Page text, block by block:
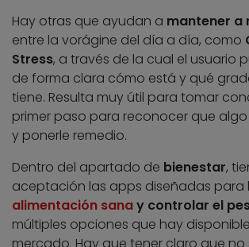
Hay otras que ayudan a mantener a
entre la vorágine del día a día, como
Stress, a través de la cual el usuario
de forma clara cómo está y qué
tiene. Resulta muy útil para tomar
primer paso para reconocer que
y ponerle remedio.
Dentro del apartado de bienestar,
aceptación las apps diseñadas para
alimentación sanay controlar el
múltiples opciones que hay